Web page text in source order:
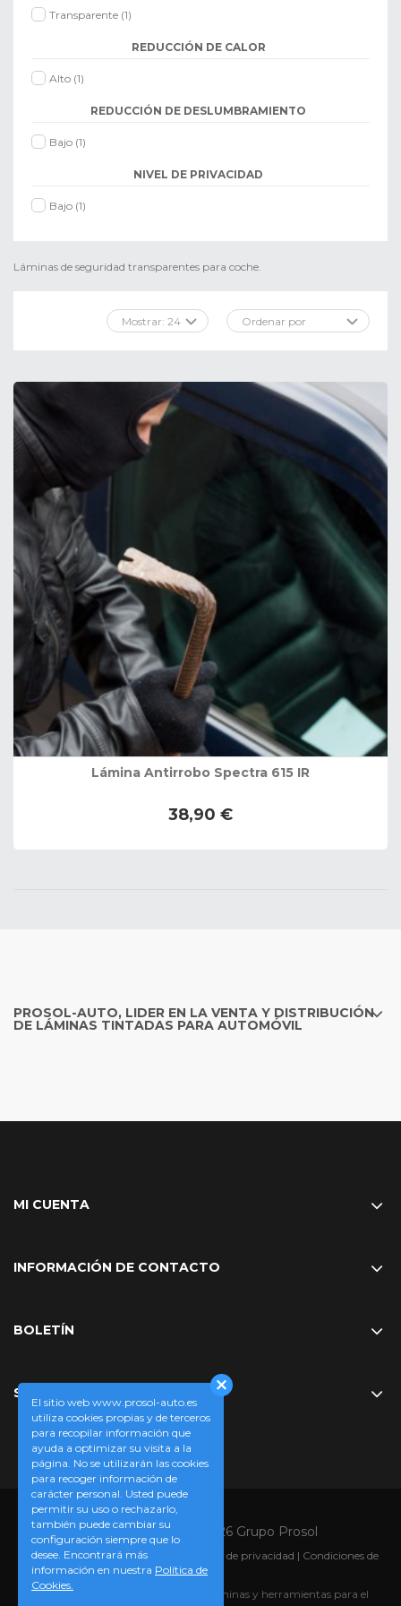
Transparente (1)
REDUCCIÓN DE CALOR
Alto (1)
REDUCCIÓN DE DESLUMBRAMIENTO
Bajo (1)
NIVEL DE PRIVACIDAD
Bajo (1)
Láminas de seguridad transparentes para coche.
Lámina Antirrobo Spectra 615 IR
38,90 €
PROSOL-AUTO, LIDER EN LA VENTA Y DISTRIBUCIÓN
DE LÁMINAS TINTADAS PARA AUTOMÓVIL
MI CUENTA
INFORMACIÓN DE CONTACTO
BOLETÍN
SÍGUENOS EN
Copyright © 2008-2026 Grupo Prosol
Aviso legal|Política de cookies Política de privacidad | Condiciones de
compra
Prosol-auto.es, su tienda online de láminas y herramientas para el
El sitio web www.prosol-auto.es
utiliza cookies propias y de terceros
para recopilar información que
ayuda a optimizar su visita a la
página. No se utilizarán las cookies
para recoger información de
carácter personal. Usted puede
permitir su uso o rechazarlo,
también puede cambiar su
configuración siempre que lo
desee. Encontrará más
información en nuestra Política de
Cookies.